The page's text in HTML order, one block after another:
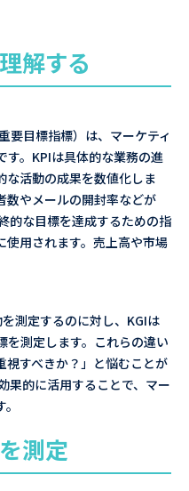
解する
要目標指標）は、マーケティ
す。KPIは具体的な業務の進
な活動の成果を数値化しま
数やメールの開封率などが
的な目標を達成するための指
使用されます。売上高や市場
測定するのに対し、KGIは
を測定します。これらの違い
視すべきか？」と悩むことが
果的に活用することで、マー
測定